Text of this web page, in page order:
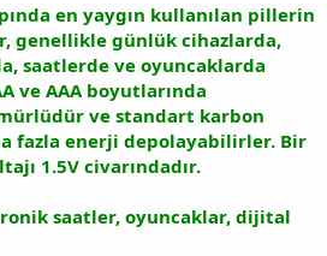
en yaygın kullanılan pillerin
genellikle günlük cihazlarda,
saatlerde ve oyuncaklarda
ve AAA boyutlarında
ve standart karbon
fazla enerji depolayabilirler. Bir
1.5V civarındadır.
saatler, oyuncaklar, dijital